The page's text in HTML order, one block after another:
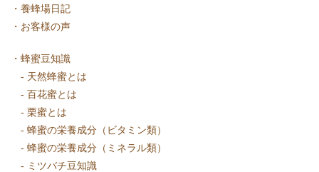
・ 養蜂場日記
・ お客様の声
・ 蜂蜜豆知識
- 天然蜂蜜とは
- 百花蜜とは
- 栗蜜とは
- 蜂蜜の栄養成分（ビタミン類）
- 蜂蜜の栄養成分（ミネラル類）
- ミツバチ豆知識